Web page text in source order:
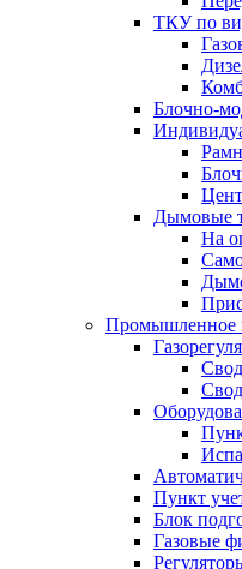
ТКУ по
Блочно-
Дымовые
На
Промышленное
Пункт
Блок
Газовые